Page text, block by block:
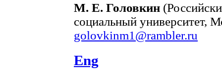
М. Е. Головкин
социальный университет,
golovkinm1@rambler.ru
Eng